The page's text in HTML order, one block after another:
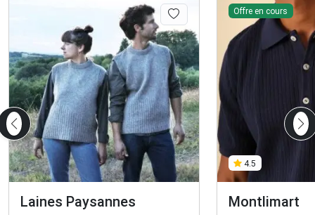
Laines Paysannes
Offre en cours
4.5
Montlimart